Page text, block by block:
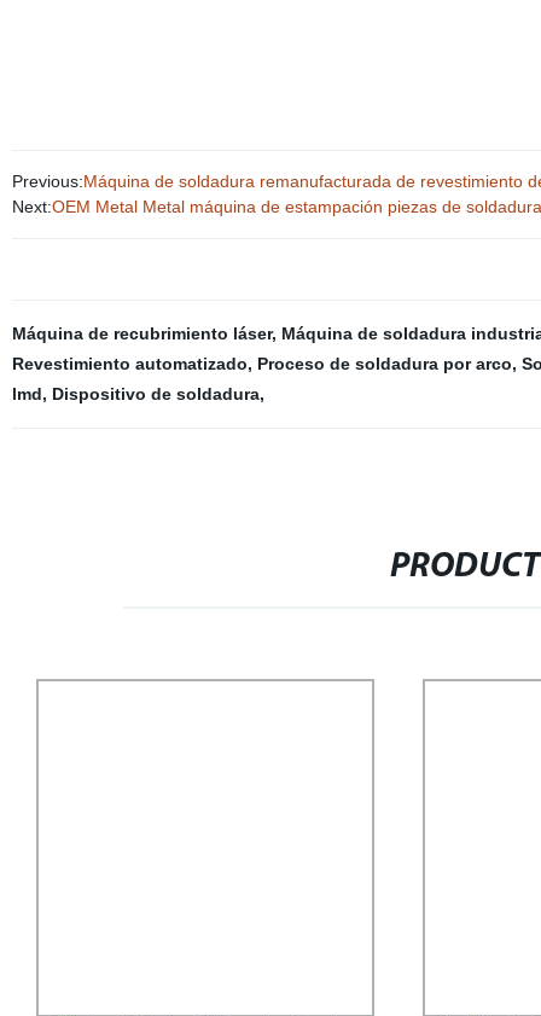
Previous:Máquina de soldadura remanufacturada de revestimiento
Next:OEM Metal Metal máquina de estampación piezas de
Máquina de recubrimiento láser, Máquina de soldadura
Revestimiento automatizado, Proceso de soldadura por arco,
lmd, Dispositivo de soldadura,